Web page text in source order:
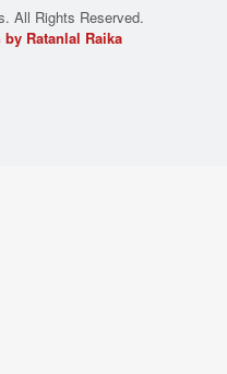
All Rights Reserved.
Ratanlal Raika